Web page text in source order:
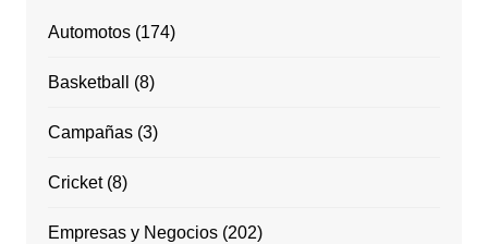
Automotos(174)
Basketball (8)
Campañas(3)
Cricket(8)
Empresas y Negocios(202)